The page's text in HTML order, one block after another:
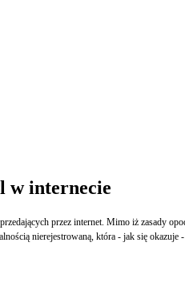
w internecie
przez internet. Mimo iż zasady
nierejestrowaną, która - jak się